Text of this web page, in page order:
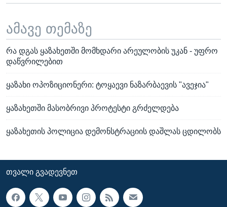
ამავე თემაზე
რა დგას ყაზახეთში მომხდარი არეულობის უკან - უფრო
დაწვრილებით
ყაზახი ოპოზიციონერი: ტოყაევი ნაზარბაევის "ავეჯია"
ყაზახეთში მასობრივი პროტესტი გრძელდება
ყაზახეთის პოლიცია დემონსტრაციის დაშლას ცდილობს
ᲗᲕᲐᲚᲘ ᲒᲕᲐᲓᲔᲕᲜᲔᲗ